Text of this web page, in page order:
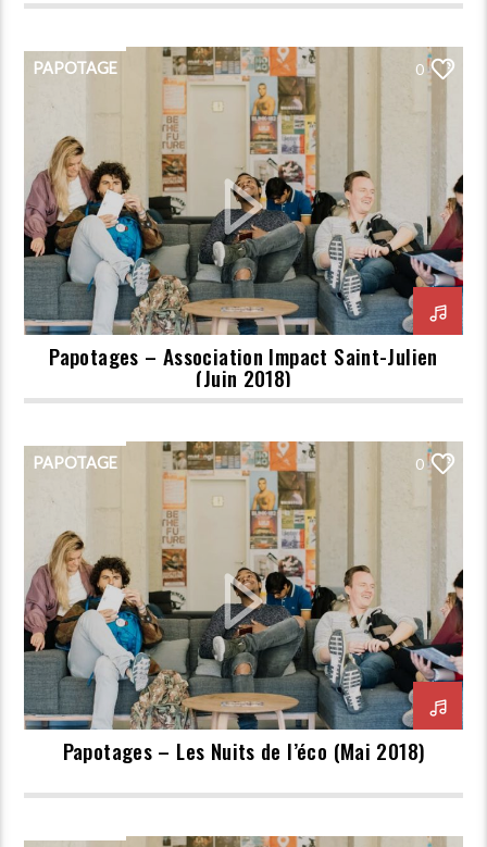
PAPOTAGE 0
Papotages – Association Impact Saint-Julien
(Juin 2018)
PAPOTAGE 0
Papotages – Les Nuits de l’éco (Mai 2018)